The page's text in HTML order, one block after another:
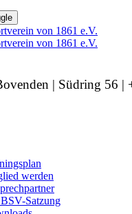
| Südring 56 |
werden
Satzung